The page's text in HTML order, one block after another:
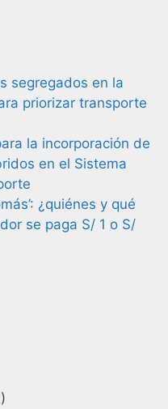
segregados en la
priorizar transporte
la incorporación de
en el Sistema
¿quiénes y qué
se paga S/ 1 o S/